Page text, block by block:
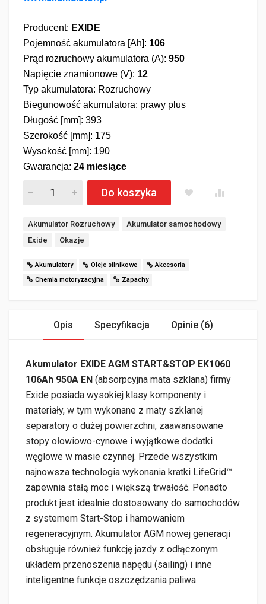
Producent: EXIDE
Pojemność akumulatora [Ah]: 106
Prąd rozruchowy akumulatora (A): 950
Napięcie znamionowe (V): 12
Typ akumulatora: Rozruchowy
Biegunowość akumulatora: prawy plus
Długość [mm]: 393
Szerokość [mm]: 175
Wysokość [mm]: 190
Gwarancja: 24 miesiące
Akumulator EXIDE AGM START&STOP EK1060 106Ah 950A
Do koszyka
Tagi:
Akumulator Rozruchowy
Akumulator samochodowy
Exide
Okazje
Akumulatory Oleje silnikowe
Akcesoria
Chemia motoryzacyjna
Zapachy
Opis Specyfikacja Opinie (6)
Akumulator EXIDE AGM START&STOP EK1060
106Ah 950A EN (absorpcyjna mata szklana) firmy
Exide posiada wysokiej klasy komponenty i
materiały, w tym wykonane z maty szklanej
separatory o dużej powierzchni, zaawansowane
stopy ołowiowo-cynowe i wyjątkowe dodatki
węglowe w masie czynnej. Przede wszystkim
najnowsza technologia wykonania kratki LifeGrid™
zapewnia stałą moc i większą trwałość. Ponadto
produkt jest idealnie dostosowany do samochodów
z systemem Start-Stop i hamowaniem
regeneracyjnym. Akumulator AGM nowej generacji
obsługuje również funkcję jazdy z odłączonym
układem przenoszenia napędu (sailing) i inne
inteligentne funkcje oszczędzania paliwa.